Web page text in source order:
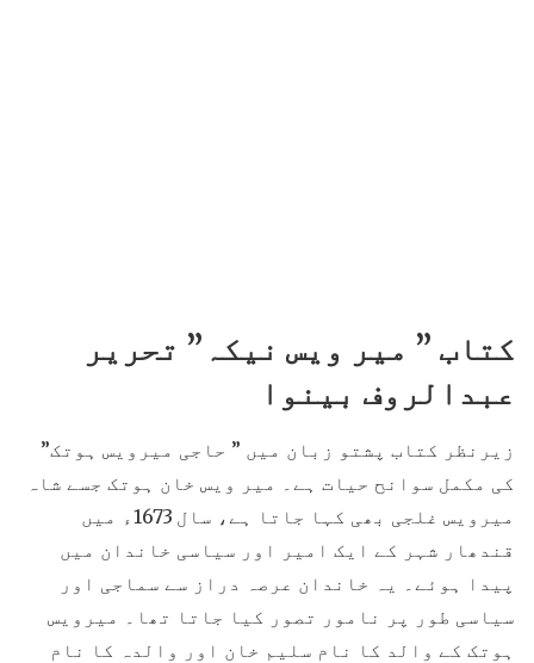
کتاب ” میر ویس نیکہ” تحریر
عبدالروف بینوا
زیرنظر کتاب پشتو زبان میں ” حاجی میرویس ہوتک”
کی مکمل سوانح حیات ہے۔ میر ویس خان ہوتک جسے شاہ
میرویس غلجی بھی کہا جاتا ہے، سال 1673ء میں
قندھار شہر کے ایک امیر اور سیاسی خاندان میں
پیدا ہوئے۔ یہ خاندان عرصہ دراز سے سماجی اور
سیاسی طور پر نامور تصور کیا جاتا تھا۔ میرویس
ہوتک کے والد کا نام سلیم خان اور والدہ کا نام